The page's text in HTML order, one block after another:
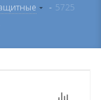
- 5725